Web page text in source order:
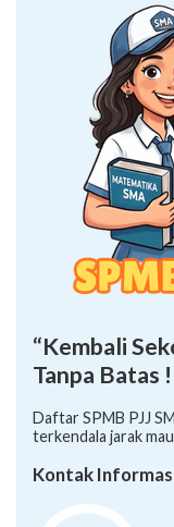
“Kembali
Tanpa Batas
Daftar SPMB PJJ
terkendala jarak
Kontak